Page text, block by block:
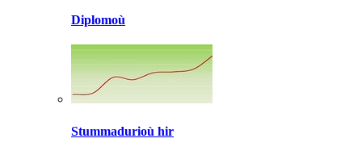
Diplomoù
Stummadurioù hir